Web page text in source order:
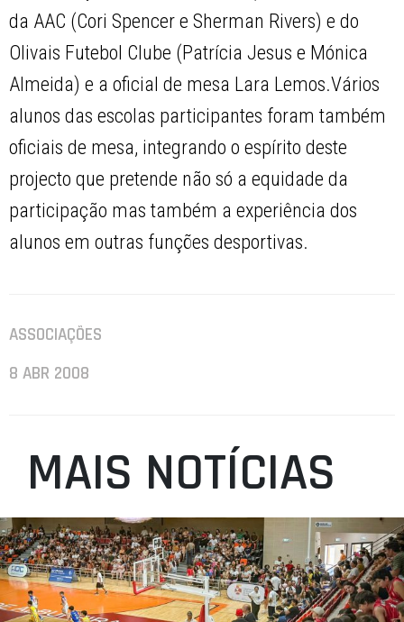
da AAC (Cori Spencer e Sherman Rivers) e do
Olivais Futebol Clube (Patrícia Jesus e Mónica
Almeida) e a oficial de mesa Lara Lemos.Vários
alunos das escolas participantes foram também
oficiais de mesa, integrando o espírito deste
projecto que pretende não só a equidade da
participação mas também a experiência dos
alunos em outras funções desportivas.
ASSOCIAÇÕES
8 ABR 2008
MAIS NOTÍCIAS